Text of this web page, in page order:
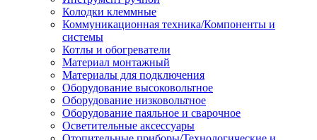
Колодки клеммные
Коммуникационная техника/Компоненты и
системы
Котлы и обогреватели
Материал монтажный
Материалы для подключения
Оборудование высоковольтное
Оборудование низковольтное
Оборудование паяльное и сварочное
Осветительные аксессуары